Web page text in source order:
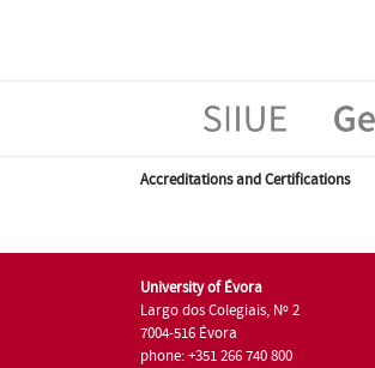
Accreditations and Certifications
University of Évora
Largo dos Colegiais, Nº 2
7004-516 Évora
phone: +351 266 740 800